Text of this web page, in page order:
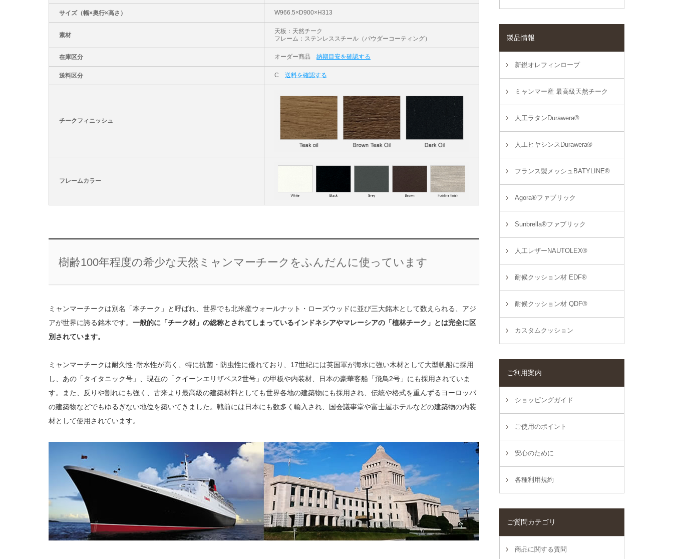
サイズ（幅×奥行×高さ） W966.5×D900×H313
素材
天板：天然チーク
フレーム：ステンレススチール（パウダーコーティング）
在庫区分 オーダー商品 納期目安を確認する
送料区分 C 送料を確認する
チークフィニッシュ
フレームカラー
樹齢100年程度の希少な天然ミャンマーチークをふんだんに使っています
ミャンマーチークは別名「本チーク」と呼ばれ、世界でも北米産ウォールナット・ローズウッドに並び三大銘木として数えられる、アジ
アが世界に誇る銘木です。 一般的に「チーク材」の総称とされてしまっているインドネシアやマレーシアの「植林チーク」とは完全に区
別されています。
ミャンマーチークは耐久性･耐水性が高く、特に抗菌・防虫性に優れており、17世紀には英国軍が海水に強い木材として大型帆船に採用
し、あの「タイタニック号」、現在の「クイーンエリザベス2世号」の甲板や内装材、日本の豪華客船「飛鳥2号」にも採用されていま
す。また、反りや割れにも強く、古来より最高級の建築材料としても世界各地の建築物にも採用され、伝統や格式を重んずるヨーロッパ
の建築物などでもゆるぎない地位を築いてきました。戦前には日本にも数多く輸入され、国会議事堂や富士屋ホテルなどの建築物の内装
材として使用されています。
製品情報
新鋭オレフィンロープ
ミャンマー産 最高級天然チーク
人工ラタンDurawera®
人工ヒヤシンスDurawera®
フランス製メッシュBATYLINE®
Agora®ファブリック
Sunbrella®ファブリック
人工レザーNAUTOLEX®
耐候クッション材 EDF®
耐候クッション材 QDF®
カスタムクッション
ご利用案内
ショッピングガイド
ご使用のポイント
安心のために
各種利用規約
ご質問カテゴリ
商品に関する質問